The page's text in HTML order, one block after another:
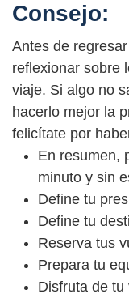
Consejo:
Antes de
reflexionar sobre
viaje. Si algo no
hacerlo mejor la
felicítate por
En resumen,
minuto y sin
Define tu
Define tu
Reserva tus
Prepara tu
Disfruta de tu